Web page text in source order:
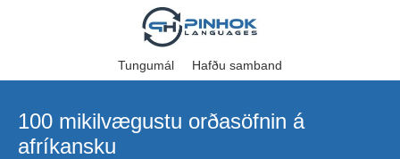
Tungumál Hafðu samband
100 mikilvægustu orðasöfnin á
afríkansku